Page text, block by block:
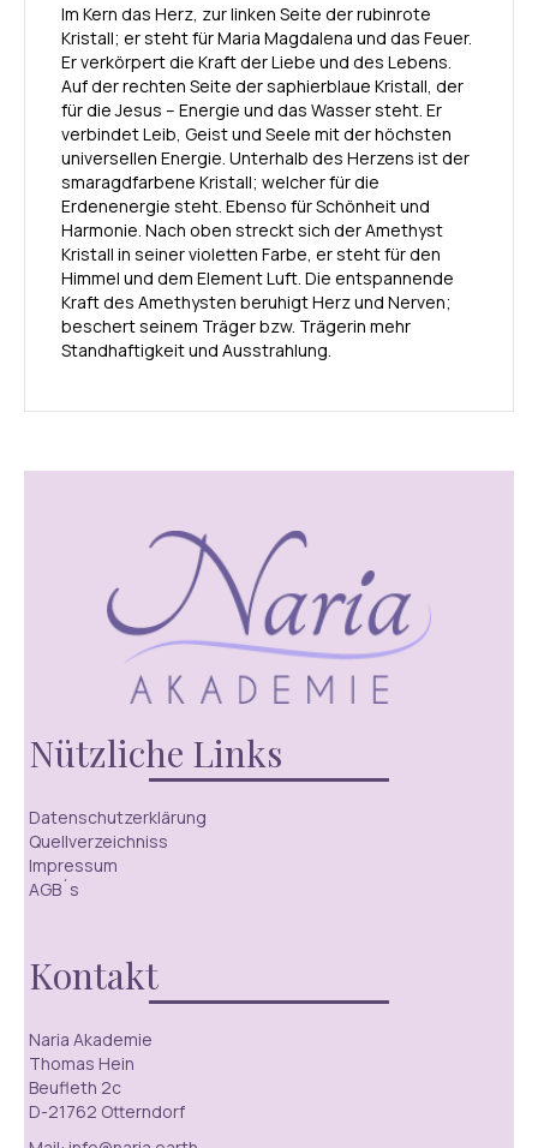
Im Kern das Herz, zur linken Seite der rubinrote
Kristall; er steht für Maria Magdalena und das Feuer.
Er verkörpert die Kraft der Liebe und des Lebens.
Auf der rechten Seite der saphierblaue Kristall, der
für die Jesus – Energie und das Wasser steht. Er
verbindet Leib, Geist und Seele mit der höchsten
universellen Energie. Unterhalb des Herzens ist der
smaragdfarbene Kristall; welcher für die
Erdenenergie steht. Ebenso für Schönheit und
Harmonie. Nach oben streckt sich der Amethyst
Kristall in seiner violetten Farbe, er steht für den
Himmel und dem Element Luft. Die entspannende
Kraft des Amethysten beruhigt Herz und Nerven;
beschert seinem Träger bzw. Trägerin mehr
Standhaftigkeit und Ausstrahlung.
Nützliche Links
Datenschutzerklärung
Quellverzeichniss
Impressum
AGB´s
Kontakt
Naria Akademie
Thomas Hein
Beufleth 2c
D-21762 Otterndorf